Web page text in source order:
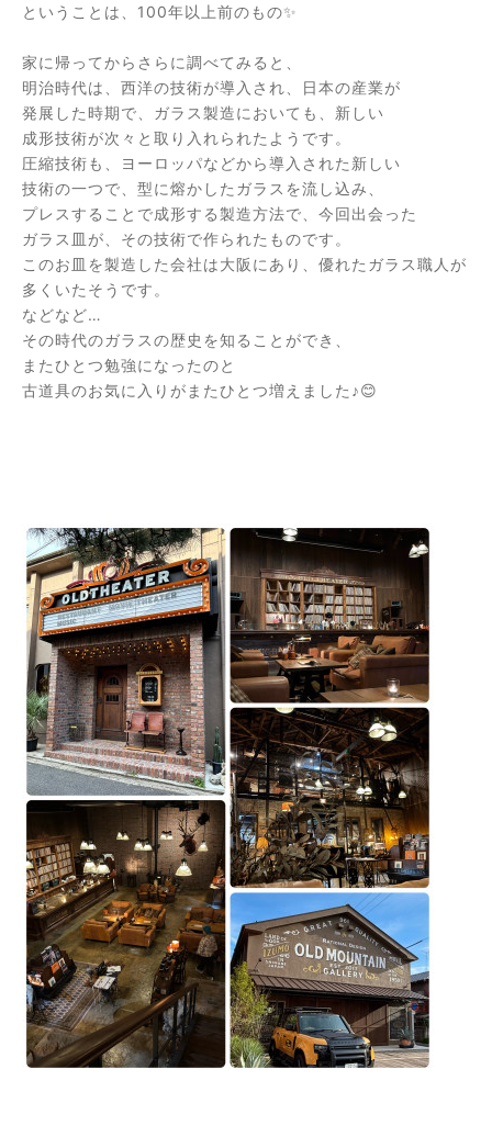
ということは、100年以上前のもの✨
家に帰ってからさらに調べてみると、
明治時代は、西洋の技術が導入され、日本の産業が
発展した時期で、ガラス製造においても、新しい
成形技術が次々と取り入れられたようです。
圧縮技術も、ヨーロッパなどから導入された新しい
技術の一つで、型に熔かしたガラスを流し込み、
プレスすることで成形する製造方法で、今回出会った
ガラス皿が、その技術で作られたものです。
このお皿を製造した会社は大阪にあり、優れたガラス職人が
多くいたそうです。
などなど…
その時代のガラスの歴史を知ることができ、
またひとつ勉強になったのと
古道具のお気に入りがまたひとつ増えました♪😊